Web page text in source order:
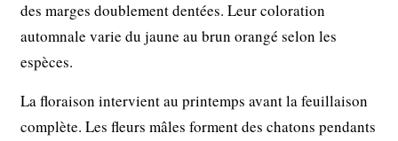
des marges doublement dentées. Leur coloration
automnale varie du jaune au brun orangé selon les
espèces.
La floraison intervient au printemps avant la feuillaison
complète. Les fleurs mâles forment des chatons pendants